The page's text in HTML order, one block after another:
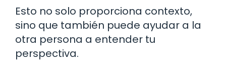
Esto no solo proporciona contexto,
sino que también puede ayudar a la
otra persona a entender tu
perspectiva.